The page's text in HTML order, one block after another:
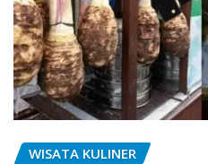
WISATA KULINER